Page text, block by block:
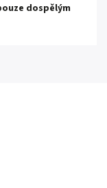
dospělým